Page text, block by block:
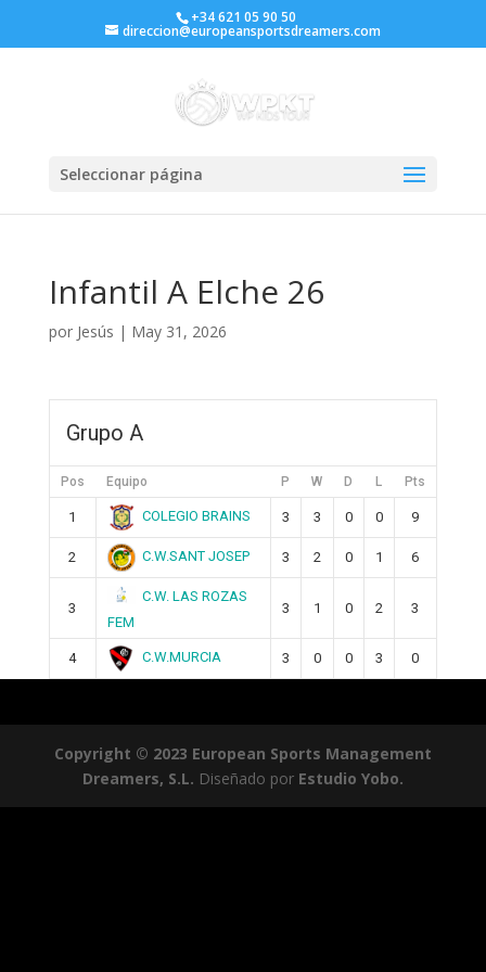
+34 621 05 90 50
direccion@europeansportsdreamers.com
Seleccionar página
Infantil A Elche 26
por Jesús | May 31, 2026
Grupo A
Pos Equipo P W D L Pts
1 COLEGIO BRAINS 3 3 0 0 9
2 C.W.SANT JOSEP 3 2 0 1 6
3
C.W. LAS ROZAS
FEM
3 1 0 2 3
4 C.W.MURCIA 3 0 0 3 0
Copyright © 2023 European Sports Management
Dreamers, S.L. Diseñado por Estudio Yobo.